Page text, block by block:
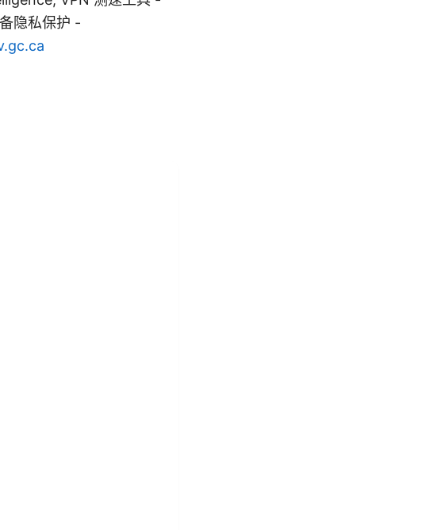
隐私保护 -